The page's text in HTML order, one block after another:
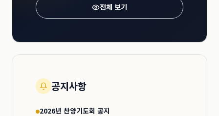
전체 보기
공지사항
2026년 찬양기도회 공지